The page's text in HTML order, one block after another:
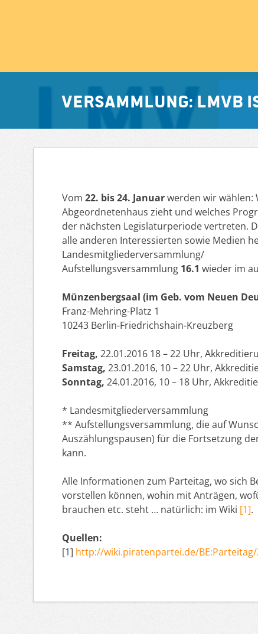
Versammlung: LMVB
Vom 22. bis 24. Januarwerden wir wählen:
Abgeordnetenhaus zieht und welches
der nächsten Legislaturperiode vertreten.
alle anderen Interessierten sowie Medien
Landesmitgliederversammlung/
Aufstellungsversammlung 16.1 wieder im
Münzenbergsaal (im Geb. vom Neuen
Franz-Mehring-Platz 1
10243 Berlin-Friedrichshain-Kreuzberg
Freitag, 22.01.2016 18 – 22 Uhr,
Samstag, 23.01.2016, 10 – 22 Uhr,
Sonntag, 24.01.2016, 10 – 18 Uhr,
* Landesmitgliederversammlung
** Aufstellungsversammlung, die auf
Auszählungspausen) für die Fortsetzung
kann.
Alle Informationen zum Parteitag, wo sich
vorstellen können, wohin mit Anträgen,
brauchen etc. steht … natürlich: im Wiki [1].
Quellen:
[1] http://wiki.piratenpartei.de/BE:Parteitag/